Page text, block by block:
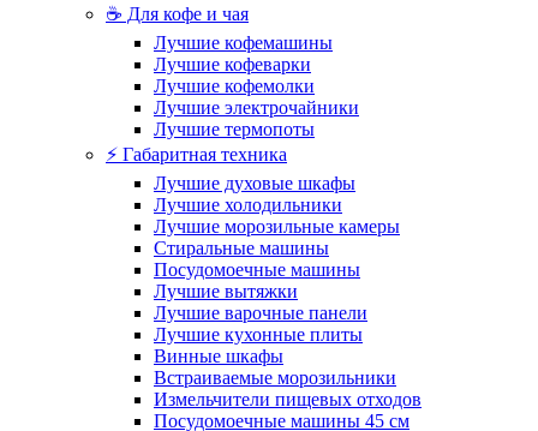
☕ Для кофе и чая
Лучшие кофемашины
Лучшие кофеварки
Лучшие кофемолки
Лучшие электрочайники
Лучшие термопоты
⚡ Габаритная техника
Лучшие духовые шкафы
Лучшие холодильники
Лучшие морозильные камеры
Стиральные машины
Посудомоечные машины
Лучшие вытяжки
Лучшие варочные панели
Лучшие кухонные плиты
Винные шкафы
Встраиваемые морозильники
Измельчители пищевых отходов
Посудомоечные машины 45 см